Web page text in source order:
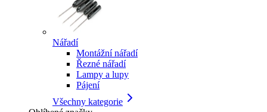
Nářadí
Montážní nářadí
Řezné nářadí
Lampy a lupy
Pájení
Všechny kategorie